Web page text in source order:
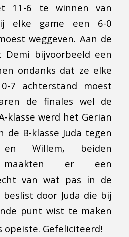
11-6 te winnen van
elke game een 6-0
weggeven. Aan de
bijvoorbeeld een
ondanks dat ze elke
7 achterstand moest
de finales wel de
klasse werd het Gerian
B-klasse Juda tegen
Willem, beiden
maakten er een
van wat pas in de
door Juda die bij
punt wist te maken
opeiste. Gefeliciteerd!